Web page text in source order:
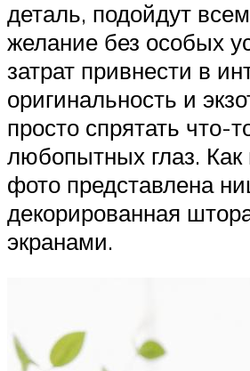
деталь, подойдут
желание без особых
затрат привнести в
оригинальность и
просто спрятать что-
любопытных глаз. Как
фото представлена
декорированная
экранами.